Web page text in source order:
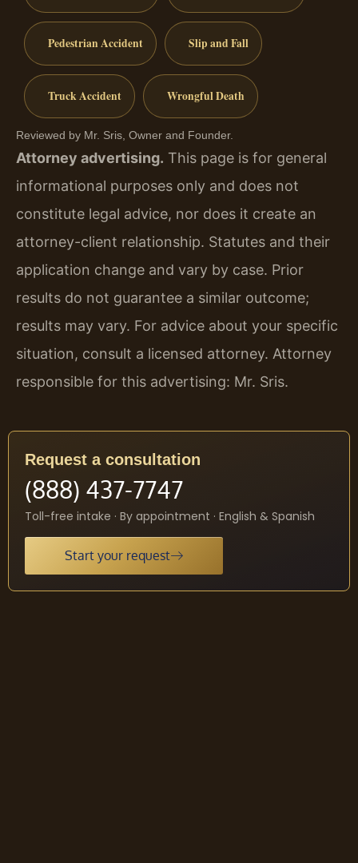
Pedestrian Accident Slip and Fall
Truck Accident Wrongful Death
Reviewed by Mr. Sris, Owner and Founder.
Attorney advertising. This page is for general
informational purposes only and does not
constitute legal advice, nor does it create an
attorney-client relationship. Statutes and their
application change and vary by case. Prior
results do not guarantee a similar outcome;
results may vary. For advice about your specific
situation, consult a licensed attorney. Attorney
responsible for this advertising: Mr. Sris.
Request a consultation
(888) 437-7747
Toll-free intake · By appointment · English & Spanish
Start your request